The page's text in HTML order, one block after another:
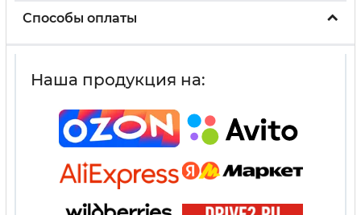
Способы оплаты
Наша продукция на: